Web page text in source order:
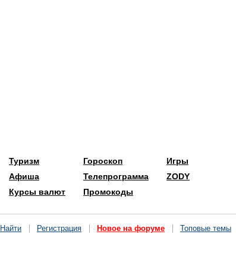
Туризм
Афиша
Курсы валют
Гороскоп
Телепрограмма
Промокоды
Игры
ZODY
Найти Регистрация Новое на форуме Топовые темы